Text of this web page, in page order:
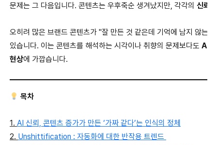
문제는 그 다음입니다. 콘텐츠는 우후죽순 생겨났지만, 각각의 신뢰
오히려 많은 브랜드 콘텐츠가 "잘 만든 것 같은데 기억에 남지 않는
있습니다. 이는 콘텐츠를 해석하는 시각이나 취향의 문제보다도 AI
현상에 가깝습니다.
목차
1. AI 신뢰, 콘텐츠 증가가 만든 ‘가짜 같다’는 인식의 정체
2. Unshittification : 자동화에 대한 반작용 트렌드